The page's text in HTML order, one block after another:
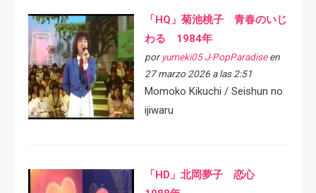
「HQ」菊池桃子 青春のいじ
わる 1984年
por yumeki05 J-PopParadiseen
27 marzo 2026 a las 2:51
Momoko Kikuchi / Seishun no
ijiwaru
「HD」北岡夢子 恋心